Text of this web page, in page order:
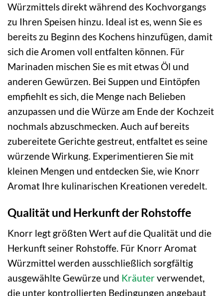
Würzmittels direkt während des Kochvorgangs
zu Ihren Speisen hinzu. Ideal ist es, wenn Sie es
bereits zu Beginn des Kochens hinzufügen, damit
sich die Aromen voll entfalten können. Für
Marinaden mischen Sie es mit etwas Öl und
anderen Gewürzen. Bei Suppen und Eintöpfen
empfiehlt es sich, die Menge nach Belieben
anzupassen und die Würze am Ende der Kochzeit
nochmals abzuschmecken. Auch auf bereits
zubereitete Gerichte gestreut, entfaltet es seine
würzende Wirkung. Experimentieren Sie mit
kleinen Mengen und entdecken Sie, wie Knorr
Aromat Ihre kulinarischen Kreationen veredelt.
Qualität und Herkunft der Rohstoffe
Knorr legt größten Wert auf die Qualität und die
Herkunft seiner Rohstoffe. Für Knorr Aromat
Würzmittel werden ausschließlich sorgfältig
ausgewählte Gewürze und Kräuterverwendet,
die unter kontrollierten Bedingungen angebaut